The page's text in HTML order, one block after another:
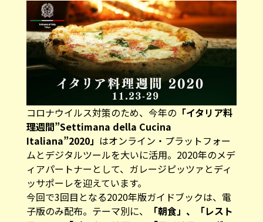
コロナウイルス対策のため、今年の 「イタリア料
理週間”Settimana della Cucina
Italiana”2020」 はオンライン・プラットフォー
ムとデジタルツールを大いに活用。2020年のメデ
ィアパートナーとして、ガレージピッツァとディ
ッサポーレを迎えています。
今回で3回目となる2020年版ガイドブックは、電
子版のみ配布。テーマ別に、
「朝食」、「レスト